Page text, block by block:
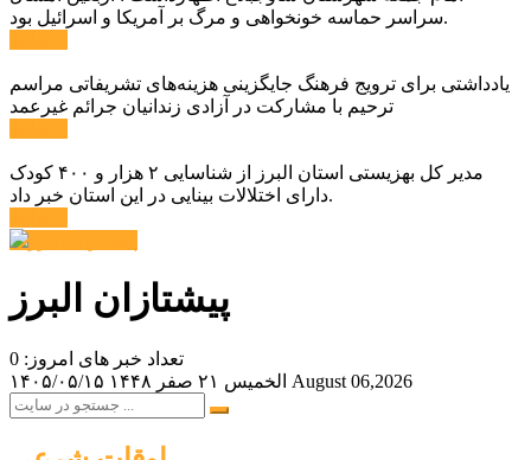
سراسر حماسه خونخواهی و مرگ بر آمریکا و اسرائیل بود.
یادداشتی برای ترویج فرهنگ جایگزینی هزینه‌های تشریفاتی مراسم
ترحیم با مشارکت در آزادی زندانیان جرائم غیرعمد
مدیر کل بهزیستی استان البرز از شناسایی ۲ هزار و ۴۰۰ کودک
دارای اختلالات بینایی در این استان خبر داد.
پیشتازان البرز
تعداد خبر های امروز: 0
۱۴۰۵/۰۵/۱۵
الخميس ۲۱ صفر ۱۴۴۸ August 06,2026